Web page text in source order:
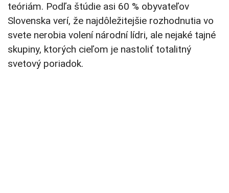
teóriám. Podľa štúdie asi 60 % obyvateľov
Slovenska verí, že najdôležitejšie rozhodnutia vo
svete nerobia volení národní lídri, ale nejaké tajné
skupiny, ktorých cieľom je nastoliť totalitný
svetový poriadok.